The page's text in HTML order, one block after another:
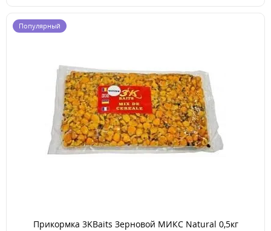
Популярный
Прикормка 3KBaits Зерновой МИКС Natural 0,5кг